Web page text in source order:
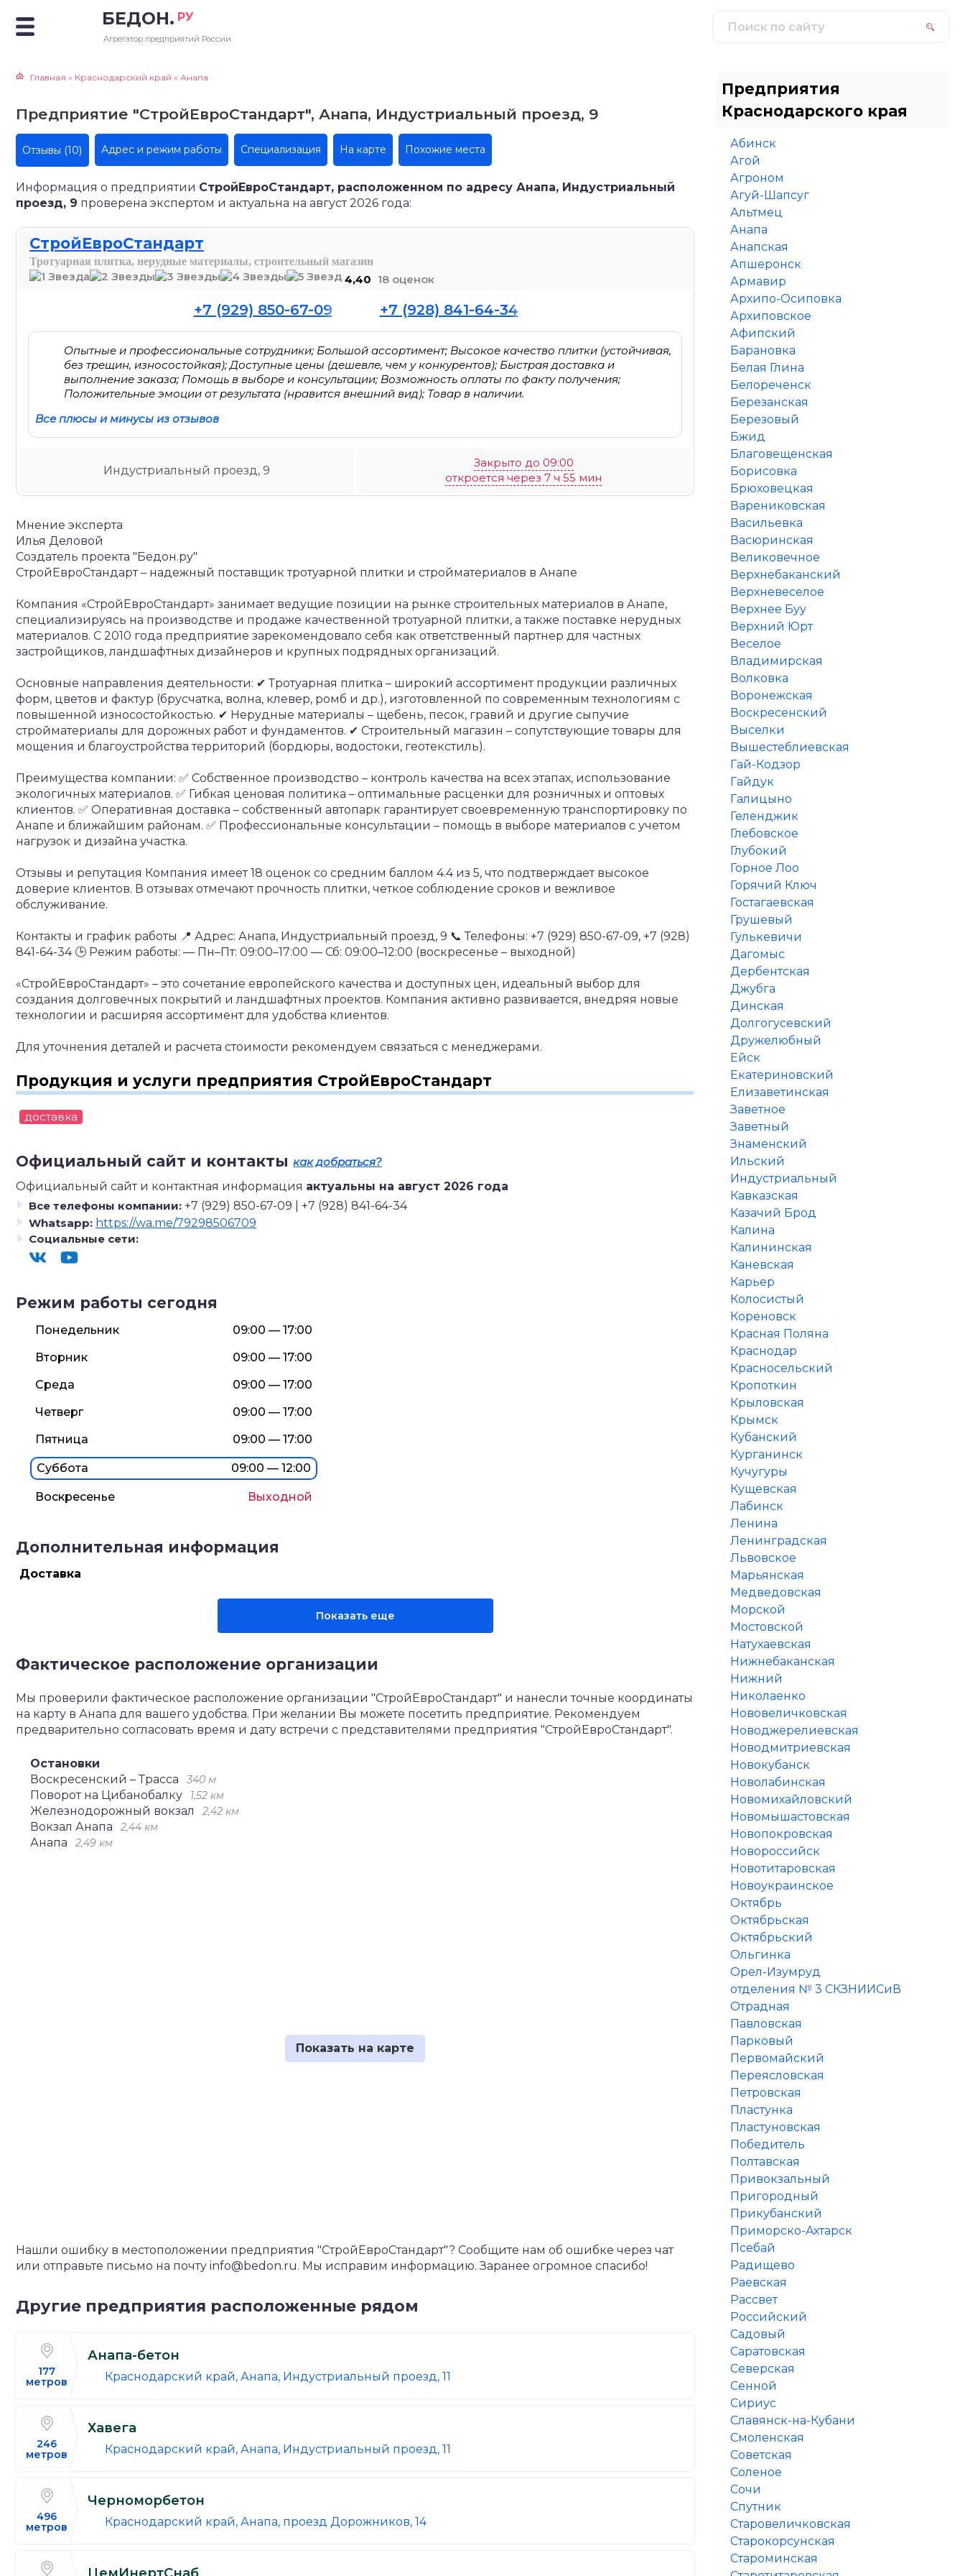
БЕДОН. РУ
Агрегатор предприятий России
Главная » Краснодарский край » Анапа
Предприятие "СтройЕвроСтандарт", Анапа, Индустриальный проезд, 9
Отзывы (10) Адрес и режим работы Специализация На карте Похожие места
Информация о предприятии СтройЕвроСтандарт, расположенном по адресу Анапа, Индустриальный
проезд, 9 проверена экспертом и актуальна на август 2026 года:
СтройЕвроСтандарт
Тротуарная плитка, нерудные материалы, строительный магазин
4,40 18 оценок
+7 (929) 850-67-09 +7 (928) 841-64-34
Опытные и профессиональные сотрудники; Большой ассортимент; Высокое качество плитки (устойчивая,
без трещин, износостойкая); Доступные цены (дешевле, чем у конкурентов); Быстрая доставка и
выполнение заказа; Помощь в выборе и консультации; Возможность оплаты по факту получения;
Положительные эмоции от результата (нравится внешний вид); Товар в наличии.
Все плюсы и минусы из отзывов
Индустриальный проезд, 9
Закрыто до 09:00
откроется через 7 ч 55 мин
Мнение эксперта
Илья Деловой
Создатель проекта "Бедон.ру"
СтройЕвроСтандарт – надежный поставщик тротуарной плитки и стройматериалов в Анапе
Компания «СтройЕвроСтандарт» занимает ведущие позиции на рынке строительных материалов в Анапе,
специализируясь на производстве и продаже качественной тротуарной плитки, а также поставке нерудных
материалов. С 2010 года предприятие зарекомендовало себя как ответственный партнер для частных
застройщиков, ландшафтных дизайнеров и крупных подрядных организаций.
Основные направления деятельности: ✔ Тротуарная плитка – широкий ассортимент продукции различных
форм, цветов и фактур (брусчатка, волна, клевер, ромб и др.), изготовленной по современным технологиям с
повышенной износостойкостью. ✔ Нерудные материалы – щебень, песок, гравий и другие сыпучие
стройматериалы для дорожных работ и фундаментов. ✔ Строительный магазин – сопутствующие товары для
мощения и благоустройства территорий (бордюры, водостоки, геотекстиль).
Преимущества компании: ✅ Собственное производство – контроль качества на всех этапах, использование
экологичных материалов. ✅ Гибкая ценовая политика – оптимальные расценки для розничных и оптовых
клиентов. ✅ Оперативная доставка – собственный автопарк гарантирует своевременную транспортировку по
Анапе и ближайшим районам. ✅ Профессиональные консультации – помощь в выборе материалов с учетом
нагрузок и дизайна участка.
Отзывы и репутация Компания имеет 18 оценок со средним баллом 4.4 из 5, что подтверждает высокое
доверие клиентов. В отзывах отмечают прочность плитки, четкое соблюдение сроков и вежливое
обслуживание.
Контакты и график работы 📍 Адрес: Анапа, Индустриальный проезд, 9 📞 Телефоны: +7 (929) 850-67-09, +7 (928)
841-64-34🕒 Режим работы: — Пн–Пт: 09:00–17:00 — Сб: 09:00–12:00 (воскресенье – выходной)
«СтройЕвроСтандарт» – это сочетание европейского качества и доступных цен, идеальный выбор для
создания долговечных покрытий и ландшафтных проектов. Компания активно развивается, внедряя новые
технологии и расширяя ассортимент для удобства клиентов.
Для уточнения деталей и расчета стоимости рекомендуем связаться с менеджерами.
Продукция и услуги предприятия СтройЕвроСтандарт
доставка
Официальный сайт и контакты как добраться?
Официальный сайт и контактная информация актуальны на август 2026 года
Все телефоны компании: +7 (929) 850-67-09 | +7 (928) 841-64-34
Whatsapp: https://wa.me/79298506709
Социальные сети:
Режим работы сегодня
Понедельник
09:00 — 17:00
Вторник
09:00 — 17:00
Среда
09:00 — 17:00
Четверг
09:00 — 17:00
Пятница
09:00 — 17:00
Суббота 09:00 — 12:00
Воскресенье Выходной
Дополнительная информация
Доставка
Показать еще
Фактическое расположение организации
Мы проверили фактическое расположение организации "СтройЕвроСтандарт" и нанесли точные координаты
на карту в Анапа для вашего удобства. При желании Вы можете посетить предприятие. Рекомендуем
предварительно согласовать время и дату встречи с представителями предприятия "СтройЕвроСтандарт".
Остановки
Воскресенский – Трасса
340 м
Поворот на Цибанобалку 1,52 км
Железнодорожный вокзал 2,42 км
Вокзал Анапа 2,44 км
Анапа 2,49 км
Нашли ошибку в местоположении предприятия "СтройЕвроСтандарт"? Сообщите нам об ошибке через чат
или отправьте письмо на почту info@bedon.ru. Мы исправим информацию. Заранее огромное спасибо!
Другие предприятия расположенные рядом
177
метров
Анапа-бетон
Краснодарский край, Анапа, Индустриальный проезд, 11
246
метров
Хавега
Краснодарский край, Анапа, Индустриальный проезд, 11
496
метров
Черноморбетон
Краснодарский край, Анапа, проезд Дорожников, 14
ЦемИнертСнаб
Предприятия
Краснодарского края
Абинск
Агой
Агроном
Агуй-Шапсуг
Альтмец
Анапа
Анапская
Апшеронск
Армавир
Архипо-Осиповка
Архиповское
Афипский
Барановка
Белая Глина
Белореченск
Березанская
Березовый
Бжид
Благовещенская
Борисовка
Брюховецкая
Варениковская
Васильевка
Васюринская
Великовечное
Верхнебаканский
Верхневеселое
Верхнее Буу
Верхний Юрт
Веселое
Владимирская
Волковка
Воронежская
Воскресенский
Выселки
Вышестеблиевская
Гай-Кодзор
Гайдук
Галицыно
Геленджик
Глебовское
Глубокий
Горное Лоо
Горячий Ключ
Гостагаевская
Грушевый
Гулькевичи
Дагомыс
Дербентская
Джубга
Динская
Долгогусевский
Дружелюбный
Ейск
Екатериновский
Елизаветинская
Заветное
Заветный
Знаменский
Ильский
Индустриальный
Кавказская
Казачий Брод
Калина
Калининская
Каневская
Карьер
Колосистый
Кореновск
Красная Поляна
Краснодар
Красносельский
Кропоткин
Крыловская
Крымск
Кубанский
Курганинск
Кучугуры
Кущевская
Лабинск
Ленина
Ленинградская
Львовское
Марьянская
Медведовская
Морской
Мостовской
Натухаевская
Нижнебаканская
Нижний
Николаенко
Нововеличковская
Новоджерелиевская
Новодмитриевская
Новокубанск
Новолабинская
Новомихайловский
Новомышастовская
Новопокровская
Новороссийск
Новотитаровская
Новоукраинское
Октябрь
Октябрьская
Октябрьский
Ольгинка
Орел-Изумруд
отделения № 3 СКЗНИИСиВ
Отрадная
Павловская
Парковый
Первомайский
Переясловская
Петровская
Пластунка
Пластуновская
Победитель
Полтавская
Привокзальный
Пригородный
Прикубанский
Приморско-Ахтарск
Псебай
Радищево
Раевская
Рассвет
Российский
Садовый
Саратовская
Северская
Сенной
Сириус
Славянск-на-Кубани
Смоленская
Советская
Соленое
Сочи
Спутник
Старовеличковская
Старокорсунская
Староминская